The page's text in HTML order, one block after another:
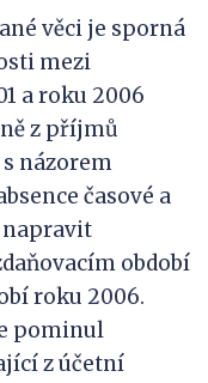
věci je sporná
mezi
a roku 2006
z příjmů
názorem
časové a
napravit
období
roku 2006.
pominul
z účetní